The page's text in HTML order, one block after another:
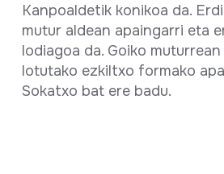
Kanpoaldetik konikoa da.
mutur aldean apaingarri eta
lodiagoa da. Goiko
lotutako ezkiltxo formako
Sokatxo bat ere badu.